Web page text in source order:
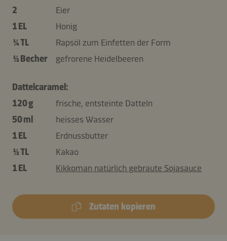
2
Eier
1 EL
Honig
¼ TL
Rapsöl zum Einfetten der Form
½ Becher
gefrorene Heidelbeeren
Dattelcaramel:
120 g
frische, entsteinte Datteln
50 ml
heisses Wasser
1 EL
Erdnussbutter
½ TL
Kakao
1 EL
Kikkoman natürlich gebraute Sojasauce
Zutaten kopieren